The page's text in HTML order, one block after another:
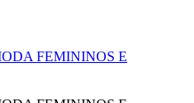
FEMININOS E